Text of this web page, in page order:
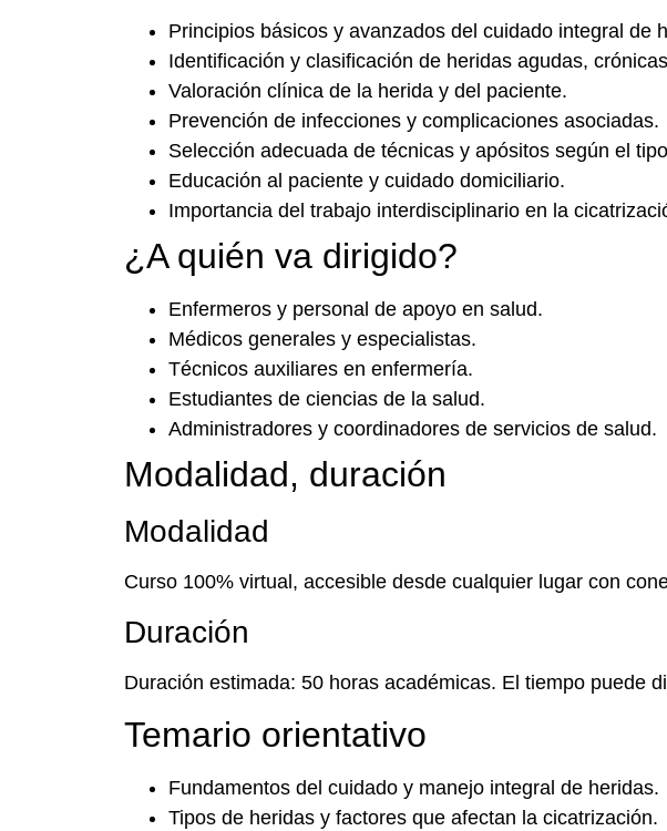
Principios básicos y avanzados del cuidado integral de
Identificación y clasificación de heridas agudas,
Valoración clínica de la herida y del paciente.
Prevención de infecciones y complicaciones asociadas.
Selección adecuada de técnicas y apósitos según el
Educación al paciente y cuidado domiciliario.
Importancia del trabajo interdisciplinario en la
¿A quién va dirigido?
Enfermeros y personal de apoyo en salud.
Médicos generales y especialistas.
Técnicos auxiliares en enfermería.
Estudiantes de ciencias de la salud.
Administradores y coordinadores de servicios de salud.
Modalidad, duración
Modalidad
Curso 100% virtual, accesible desde cualquier lugar con
Duración
Duración estimada: 50 horas académicas. El tiempo puede
Temario orientativo
Fundamentos del cuidado y manejo integral de heridas.
Tipos de heridas y factores que afectan la cicatrización.